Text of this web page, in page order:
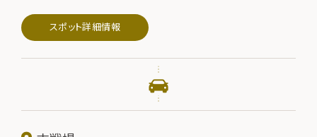
国の史跡に指定され、発掘調査が進むにつれ、木簡や文字が記
された土器のほか具注歴や城に勤務した兵士について記された
スポット詳細情報